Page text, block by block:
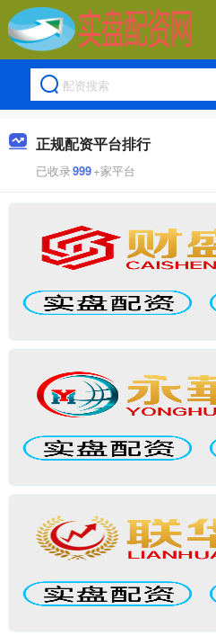
正规配资平台排行
已收录999+家平台